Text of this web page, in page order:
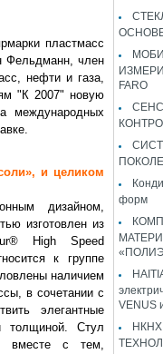
пластмасс
Фельдманн, член
нефти и газа,
"К 2007" новую
международных
и целиком
дизайном,
изготовлен из
High Speed
к группе
наличием
в сочетании с
элегантные
толщиной. Стул
вместе с тем,
FARO
форм
VENUS